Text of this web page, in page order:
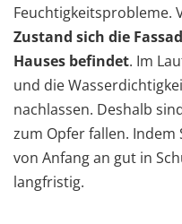
Feuchtigkeitsprobleme.
Zustand sich die
Hauses befindet. Im
und die
nachlassen. Deshalb
zum Opfer fallen. Indem
von Anfang an gut in
langfristig.